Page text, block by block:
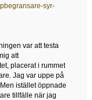
syr-
var att testa
att
placerat i rummet
Jag var uppe på
istället öppnade
tillfälle när jag